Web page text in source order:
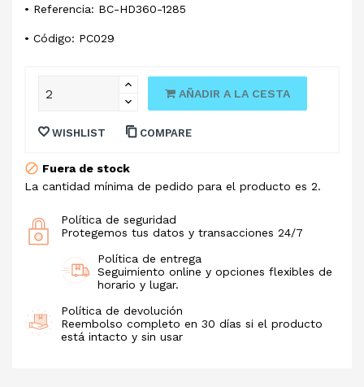
• Referencia: BC-HD360-1285
• Código: PC029
AÑADIR A LA CESTA
WISHLIST COMPARE
Fuera de stock
La cantidad mínima de pedido para el producto es 2.
Política de seguridad
Protegemos tus datos y transacciones 24/7
Política de entrega
Seguimiento online y opciones flexibles de
horario y lugar.
Política de devolución
Reembolso completo en 30 días si el producto
está intacto y sin usar